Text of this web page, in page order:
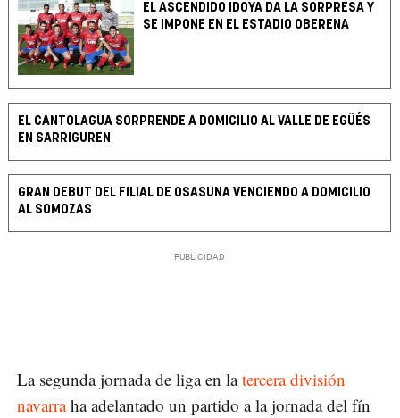
EL ASCENDIDO IDOYA DA LA SORPRESA Y
SE IMPONE EN EL ESTADIO OBERENA
EL CANTOLAGUA SORPRENDE A DOMICILIO AL VALLE DE EGÜÉS
EN SARRIGUREN
GRAN DEBUT DEL FILIAL DE OSASUNA VENCIENDO A DOMICILIO
AL SOMOZAS
La segunda jornada de liga en la tercera división
navarraha adelantado un partido a la jornada del fín